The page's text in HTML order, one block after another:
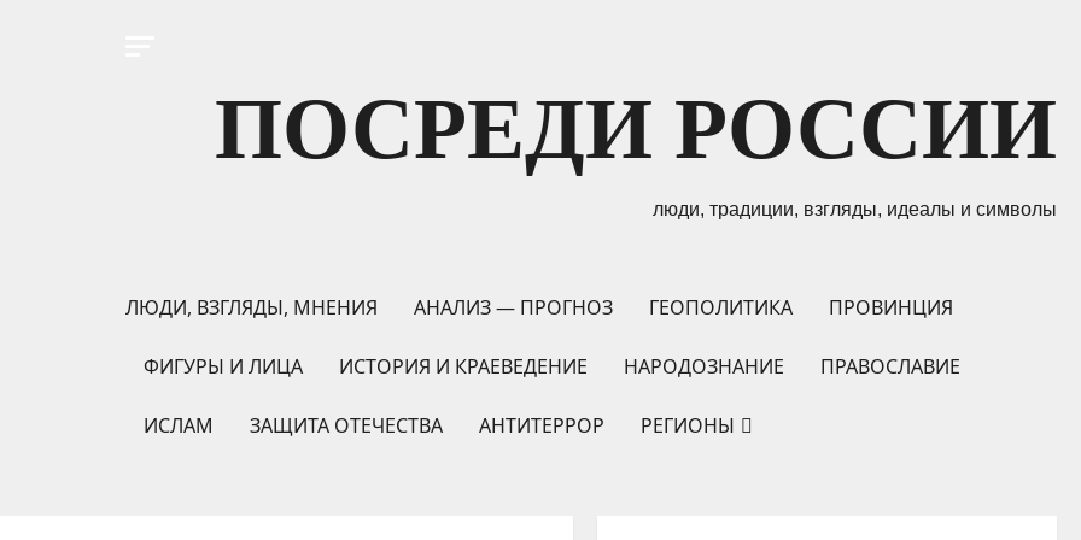
ПОСРЕДИ РОССИИ
люди, традиции, взгляды, идеалы и символы
ЛЮДИ, ВЗГЛЯДЫ, МНЕНИЯ АНАЛИЗ — ПРОГНОЗ ГЕОПОЛИТИКА ПРОВИНЦИЯ
ФИГУРЫ И ЛИЦА ИСТОРИЯ И КРАЕВЕДЕНИЕ НАРОДОЗНАНИЕ ПРАВОСЛАВИЕ
ИСЛАМ ЗАЩИТА ОТЕЧЕСТВА АНТИТЕРРОР РЕГИОНЫ